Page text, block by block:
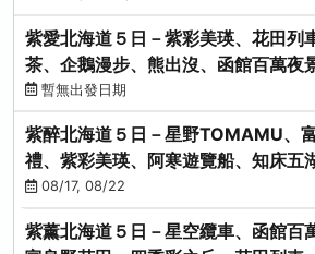
紫愛北海道５日－紫彩美瑛、花田列
茶、企鵝漫步、熊出沒、函館百萬夜
牛八大螃蟹吃到飽
暫無出發日期
紫醉北海道５日－星野TOMAMU、
禮、紫彩美瑛、阿寒遊覽船、知床五
牛螃蟹吃到飽
08/17, 08/22
紫薰北海道５日－星空纜車、函館百